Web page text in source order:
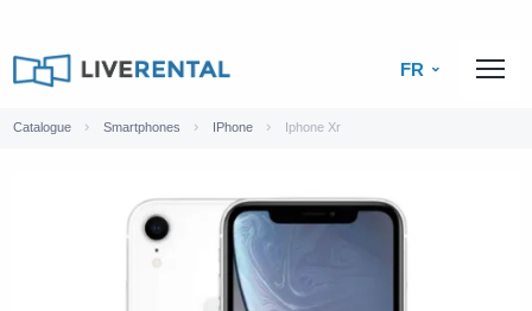
FR
Catalogue Smartphones IPhone Iphone Xr